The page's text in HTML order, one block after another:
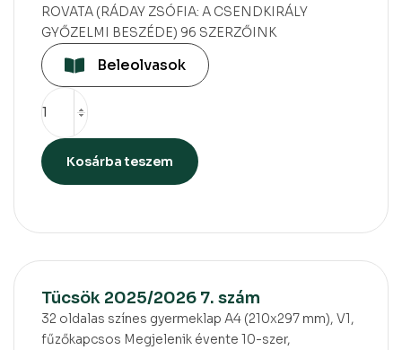
ROVATA (RÁDAY ZSÓFIA: A CSENDKIRÁLY
GYŐZELMI BESZÉDE) 96 SZERZŐINK
Beleolvasok
Kosárba teszem
Tücsök 2025/2026 7. szám
32 oldalas színes gyermeklap A4 (210x297 mm), V1,
fűzőkapcsos Megjelenik évente 10-szer,